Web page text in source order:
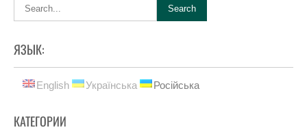
ЯЗЫК:
English Українська Російська
КАТЕГОРИИ